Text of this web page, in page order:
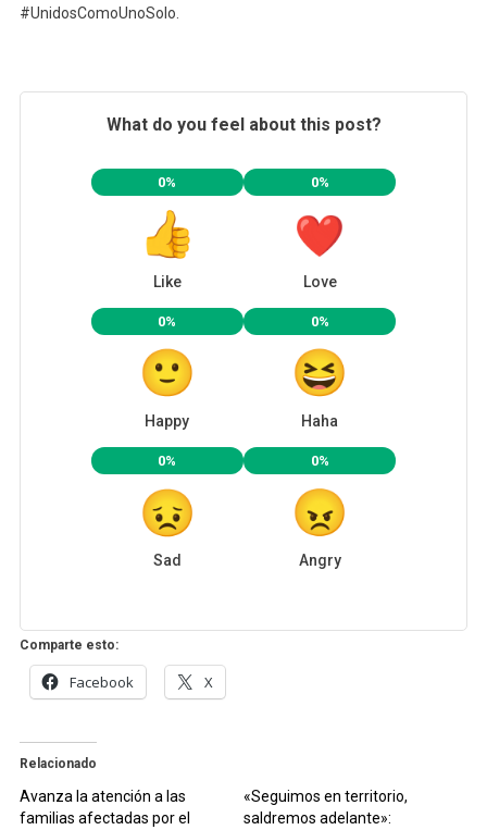
Del
Del
#UnidosComoUnoSolo.
What do you feel about this post?
0%
Like
0%
Love
0%
Happy
0%
Haha
0%
Sad
0%
Angry
Comparte esto:
Facebook X
Relacionado
Avanza la atención a las
familias afectadas por el
«Seguimos en territorio,
saldremos adelante»: